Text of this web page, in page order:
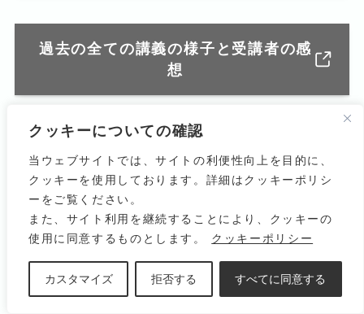
クッキーについての確認
当ウェブサイトでは、サイトの利便性向上を目的に、
クッキーを使用しております。詳細はクッキーポリシ
ーをご覧ください。
また、サイト利用を継続することにより、クッキーの
使用に同意するものとします。
クッキーポリシー
カスタマイズ 拒否する すべてに同意する
過去の全ての講義の様子と受講者の感
想
由井寅子会長緊急インタビュー「薬は不要です
か?」
JPHMA – 日本ホメオパシー医学協会
由井寅子会長緊急インタビュー